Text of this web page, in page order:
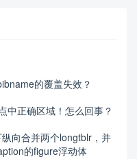
的覆盖失效？
中正确区域！怎么回事？
向合并两个longtblr，并
的figure浮动体